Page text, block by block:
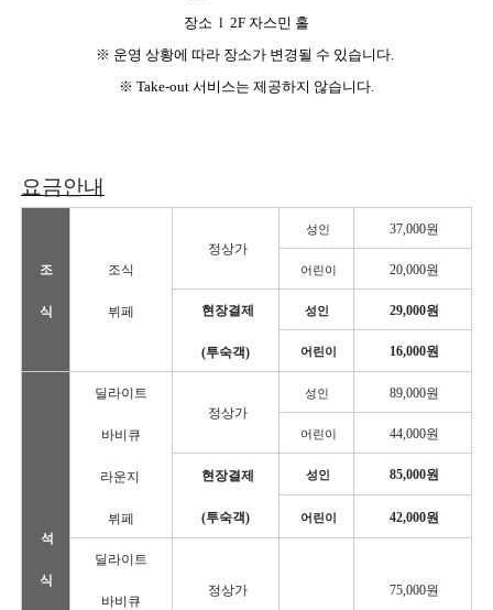
장소 l 2F 자스민 홀
※ 운영 상황에 따라 장소가 변경될 수 있습니다.
※ Take-out 서비스는 제공하지 않습니다.
요금안내
조
식
조식
뷔페
정상가
성인 37,000원
어린이 20,000원
현장결제
(투숙객)
성인 29,000원
어린이 16,000원
석
식
딜라이트
바비큐
라운지
뷔페
정상가
성인 89,000원
어린이 44,000원
현장결제
(투숙객)
성인 85,000원
어린이 42,000원
딜라이트
바비큐
정상가 75,000원